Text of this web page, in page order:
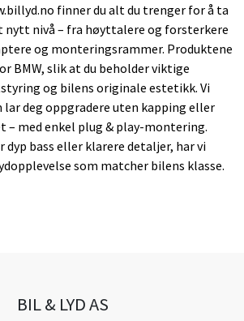
finner du alt du trenger for å ta
nytt nivå – fra høyttalere og forsterkere
og monteringsrammer. Produktene
BMW, slik at du beholder viktige
og bilens originale estetikk. Vi
deg oppgradere uten kapping eller
– med enkel plug & play-montering.
dyp bass eller klarere detaljer, har vi
som matcher bilens klasse.
BIL & LYD AS